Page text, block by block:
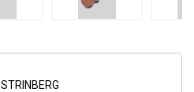
STRINBERG